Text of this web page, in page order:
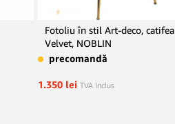
Fotoliu în stil Art-deco, catifea
Velvet, NOBLIN
precomandă
1.350 lei TVA Inclus